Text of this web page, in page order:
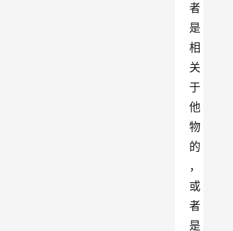
者
是
相
关
于
他
物
的
，
或
者
是